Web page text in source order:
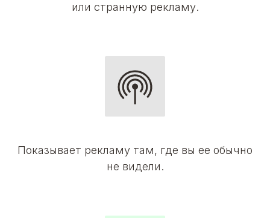
или странную рекламу.
Показывает рекламу там, где вы ее обычно
не видели.